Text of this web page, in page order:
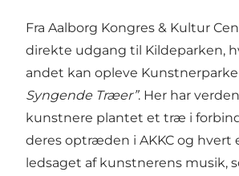
Fra Aalborg Kongres & Kultur
direkte udgang til Kildeparken,
andet kan opleve
Syngende Træer”. Her har
kunstnere plantet et træ i
deres optræden i AKKC og
ledsaget af kunstnerens musik,